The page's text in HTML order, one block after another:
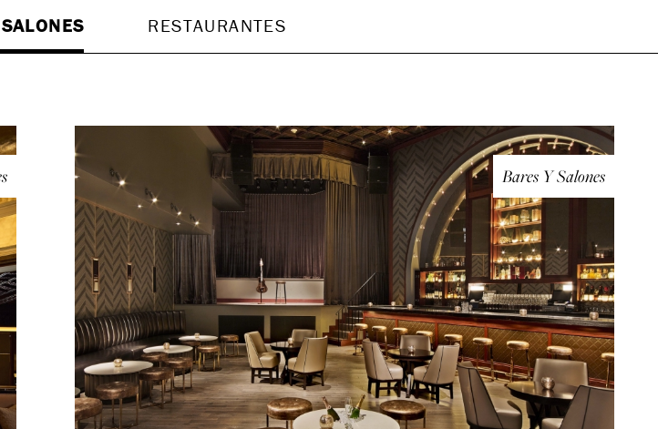
RESTAURANTES
Bares Y Salones